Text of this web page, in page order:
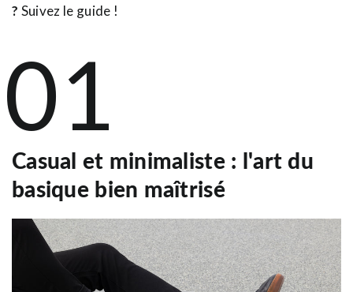
? Suivez le guide !
01
Casual et minimaliste : l'art du
basique bien maîtrisé